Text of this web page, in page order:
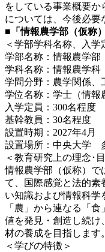
をしている事業概要
については、今後必要
■「情報農学部（仮称
＜学部学科名称、入学
学部名称：情報農学部
学科名称：情報農学科
学問分野：農学関係、
学位名称：学士（情報
入学定員：300名程度
基幹教員：30名程度
設置時期：2027年4月
設置場所：中央大学
＜教育研究上の理念･
情報農学部（仮称）で
て、国際感覚と法的素
い知識および情報科学
「農」から連なる「
値を発見・創造し続け
材の養成を目指します。
＜学びの特徴＞